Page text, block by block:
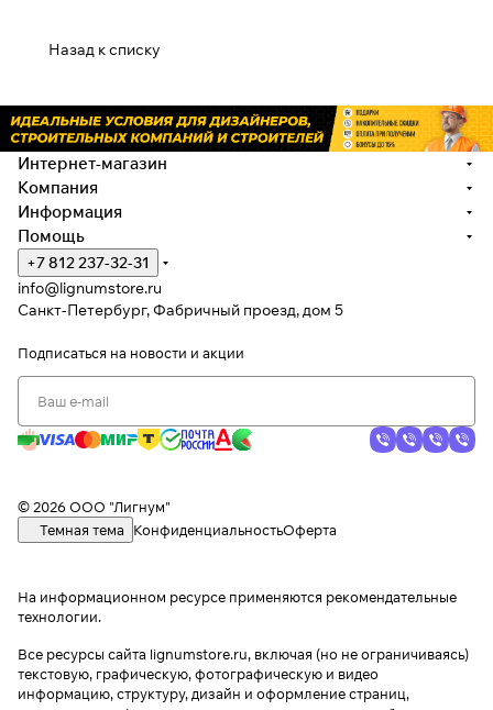
Назад к списку
Интернет-магазин
Компания
Информация
Помощь
+7 812 237-32-31
info@lignumstore.ru
Санкт-Петербург, Фабричный проезд, дом 5
Подписаться на новости и акции
© 2026 ООО "Лигнум"
Темная тема
КонфиденциальностьОферта
На информационном ресурсе применяются рекомендательные
технологии.
Все ресурсы сайта lignumstore.ru, включая (но не ограничиваясь)
текстовую, графическую, фотографическую и видео
информацию, структуру, дизайн и оформление страниц,